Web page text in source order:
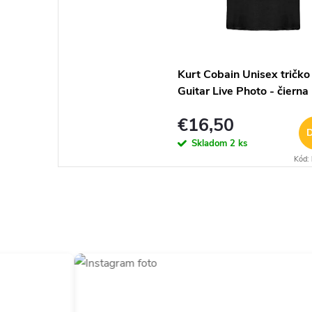
Kurt Cobain Unisex
Guitar Live Photo - čierna
€16,50
Skladom 2 ks
Kód: